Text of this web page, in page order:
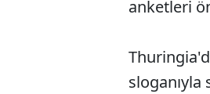
anketleri
sloganıyla